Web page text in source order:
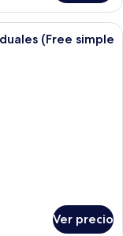
de hotel con dos camas,
(Free simple
Ver precio